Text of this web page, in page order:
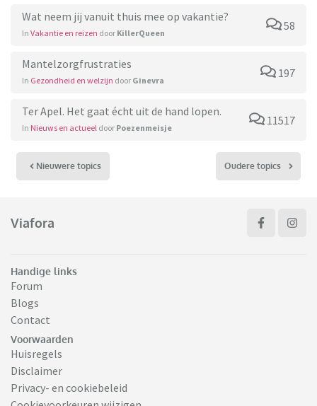
Wat neem jij vanuit thuis mee op vakantie?
In Vakantie en reizen door KillerQueen
58
Mantelzorgfrustraties
In Gezondheid en welzijn door Ginevra
197
Ter Apel. Het gaat écht uit de hand lopen.
In Nieuws en actueel door Poezenmeisje
11517
Nieuwere topics Oudere topics
Viafora
Handige links
Forum
Blogs
Contact
Voorwaarden
Huisregels
Disclaimer
Privacy- en cookiebeleid